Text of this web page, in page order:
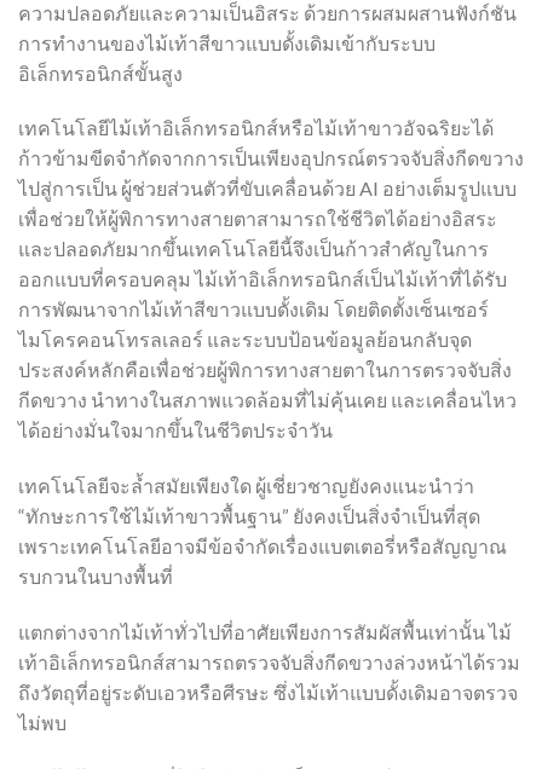
ความปลอดภัยและความเป็นอิสระ ด้วยการผสมผสานฟังก์ชัน
การทำงานของไม้เท้าสีขาวแบบดั้งเดิมเข้ากับระบบ
อิเล็กทรอนิกส์ขั้นสูง
เทคโนโลยีไม้เท้าอิเล็กทรอนิกส์หรือไม้เท้าขาวอัจฉริยะได้
ก้าวข้ามขีดจำกัดจากการเป็นเพียงอุปกรณ์ตรวจจับสิ่งกีดขวาง
ไปสู่การเป็น ผู้ช่วยส่วนตัวที่ขับเคลื่อนด้วย AI อย่างเต็มรูปแบบ
เพื่อช่วยให้ผู้พิการทางสายตาสามารถใช้ชีวิตได้อย่างอิสระ
และปลอดภัยมากขึ้นเทคโนโลยีนี้จึงเป็นก้าวสำคัญในการ
ออกแบบที่ครอบคลุม ไม้เท้าอิเล็กทรอนิกส์เป็นไม้เท้าที่ได้รับ
การพัฒนาจากไม้เท้าสีขาวแบบดั้งเดิม โดยติดตั้งเซ็นเซอร์
ไมโครคอนโทรลเลอร์ และระบบป้อนข้อมูลย้อนกลับจุด
ประสงค์หลักคือเพื่อช่วยผู้พิการทางสายตาในการตรวจจับสิ่ง
กีดขวาง นำทางในสภาพแวดล้อมที่ไม่คุ้นเคย และเคลื่อนไหว
ได้อย่างมั่นใจมากขึ้นในชีวิตประจำวัน
เทคโนโลยีจะล้ำสมัยเพียงใด ผู้เชี่ยวชาญยังคงแนะนำว่า
“ทักษะการใช้ไม้เท้าขาวพื้นฐาน” ยังคงเป็นสิ่งจำเป็นที่สุด
เพราะเทคโนโลยีอาจมีข้อจำกัดเรื่องแบตเตอรี่หรือสัญญาณ
รบกวนในบางพื้นที่
แตกต่างจากไม้เท้าทั่วไปที่อาศัยเพียงการสัมผัสพื้นเท่านั้น ไม้
เท้าอิเล็กทรอนิกส์สามารถตรวจจับสิ่งกีดขวางล่วงหน้าได้รวม
ถึงวัตถุที่อยู่ระดับเอวหรือศีรษะ ซึ่งไม้เท้าแบบดั้งเดิมอาจตรวจ
ไม่พบ